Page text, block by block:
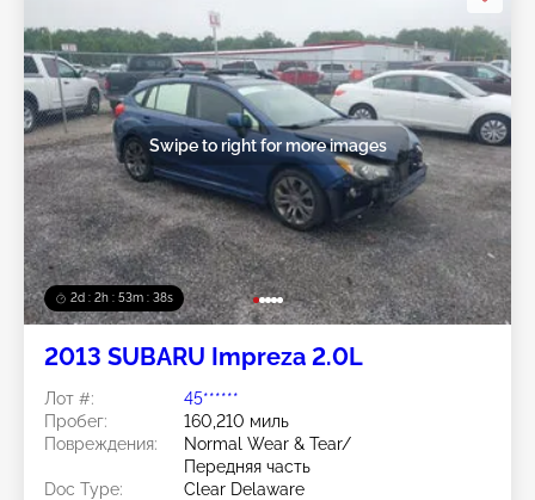
2d : 2h : 53m : 35s
Swipe to right for more images
2013 SUBARU Impreza 2.0L
Лот #:
45******
Пробег:
160,210 миль
Повреждения:
Normal Wear & Tear/
Передняя часть
Doc Type:
Clear Delaware